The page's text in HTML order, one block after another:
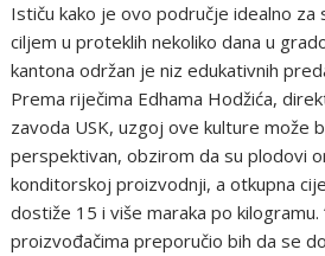
Ističu kako je ovo područje idealno za
ciljem u proteklih nekoliko dana u
kantona održan je niz edukativnih
Prema riječima Edhama Hodžića,
zavoda USK, uzgoj ove kulture može
perspektivan, obzirom da su plodovi
konditorskoj proizvodnji, a otkupna
dostiže 15 i više maraka po
proizvođačima preporučio bih da se